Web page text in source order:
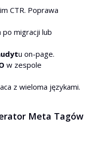
CTR. Poprawa
po migracji lub
u on-page.
w zespole
z wieloma językami.
Meta Tagów